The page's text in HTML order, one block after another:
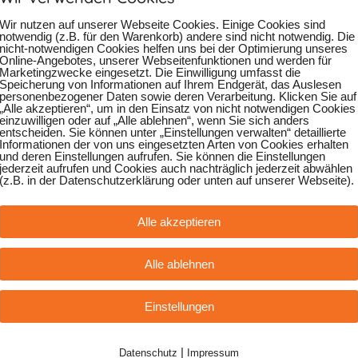
ist das Straßenmusikfestival? | When is the
Festival findet vom 20. bis 21. Juni 2026 statt.
festival will take place from June 20th – 21st 2026.
ist das Straßenmusikfestival? | Where will the festival
findet im Blühenden Barock Ludwigsburg statt. Mehr Infos
will take place at the Blühendes Barock Ludwigsburg. Detailed
beim Straßenmusikfestival? | Play time at
sind Samstag und Sonntag 12:00 – 18:00 Uhr auf
Wir nutzen auf unserer Webseite Cookies. Einige Cookies sind
notwendig (z.B. für den Warenkorb) andere sind nicht notwendig. Die
nicht-notwendigen Cookies helfen uns bei der Optimierung unseres
Online-Angebotes, unserer Webseitenfunktionen und werden für
Marketingzwecke eingesetzt. Die Einwilligung umfasst die
Speicherung von Informationen auf Ihrem Endgerät, das Auslesen
personenbezogener Daten sowie deren Verarbeitung. Klicken Sie auf
„Alle akzeptieren“, um in den Einsatz von nicht notwendigen Cookies
einzuwilligen oder auf „Alle ablehnen“, wenn Sie sich anders
entscheiden. Sie können unter „Einstellungen verwalten“ detaillierte
Informationen der von uns eingesetzten Arten von Cookies erhalten
und deren Einstellungen aufrufen. Sie können die Einstellungen
jederzeit aufrufen und Cookies auch nachträglich jederzeit abwählen
(z.B. in der Datenschutzerklärung oder unten auf unserer Webseite).
Alle akzeptieren
Alle ablehnen
Einstellungen
Datenschutz | Impressum